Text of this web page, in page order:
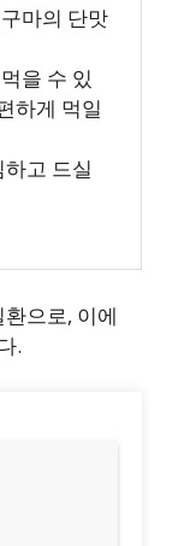
마의 단맛
을 수 있
하게 먹일
고 드실
으로, 이에
.